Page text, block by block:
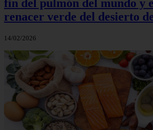
fin del pulmón del mundo y
renacer verde del desierto
14/02/2026